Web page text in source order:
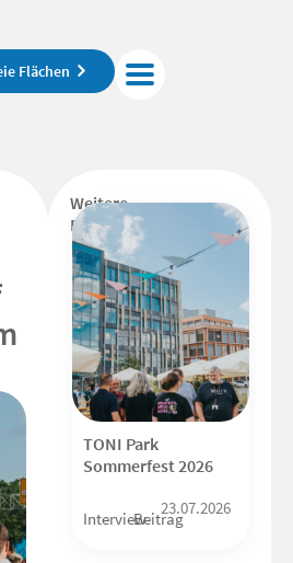
Flächen
Weitere
Beiträge
TONI Park
Sommerfest 2026
InterviewBeitrag
23.07.2026